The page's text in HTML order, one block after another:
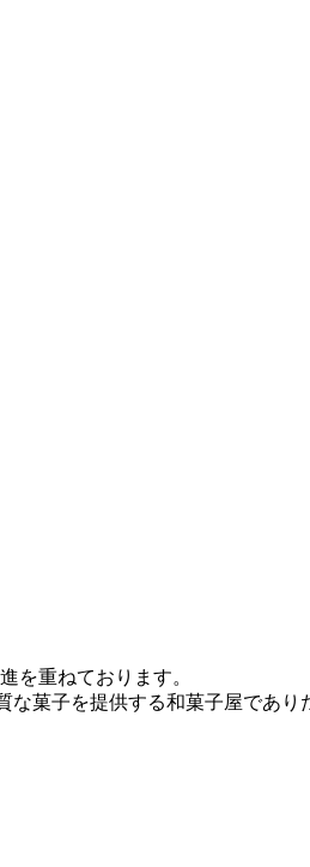
を重ねております。
菓子を提供する和菓子屋であり